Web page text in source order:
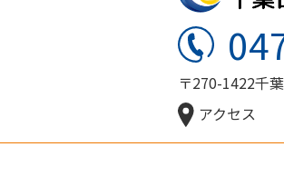
〒270-1422千
アクセス